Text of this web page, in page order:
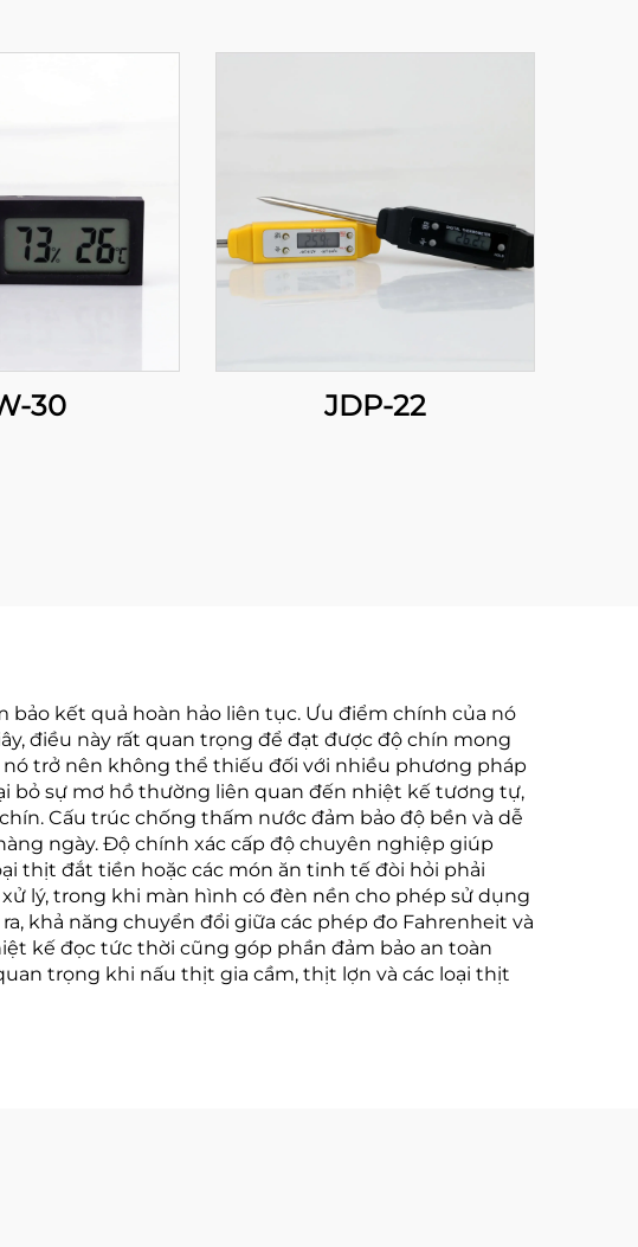
30 JDP-22
bảo kết quả hoàn hảo liên tục. Ưu điểm chính của nó
điều này rất quan trọng để đạt được độ chín mong
trở nên không thể thiếu đối với nhiều phương pháp
bỏ sự mơ hồ thường liên quan đến nhiệt kế tương tự,
Cấu trúc chống thấm nước đảm bảo độ bền và dễ
ngày. Độ chính xác cấp độ chuyên nghiệp giúp
thịt đắt tiền hoặc các món ăn tinh tế đòi hỏi phải
lý, trong khi màn hình có đèn nền cho phép sử dụng
khả năng chuyển đổi giữa các phép đo Fahrenheit và
kế đọc tức thời cũng góp phần đảm bảo an toàn
trọng khi nấu thịt gia cầm, thịt lợn và các loại thịt